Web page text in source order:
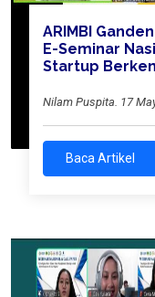
ARIMBI
E-Seminar
Startup
Nilam Puspita. 17
Baca Artikel